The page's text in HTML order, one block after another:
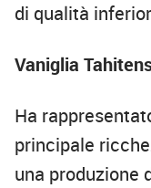
di qualità
Vaniglia
Ha
principale
una produzione